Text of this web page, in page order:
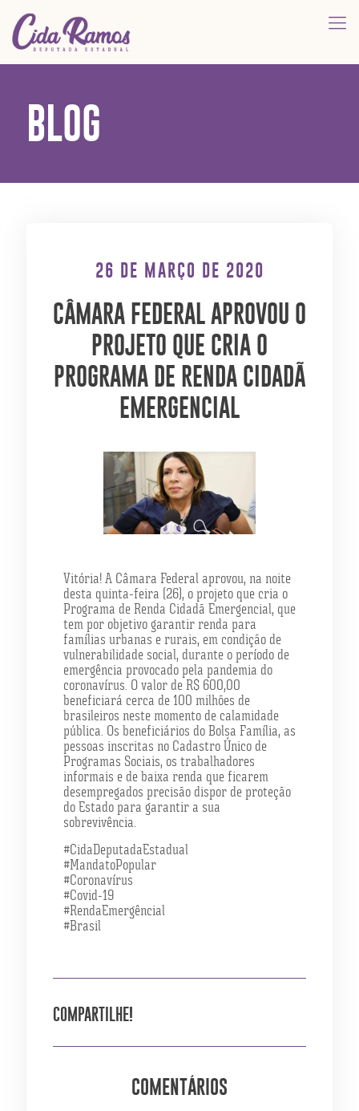
BLOG
26 DE MARÇO DE 2020
CÂMARA FEDERAL APROVOU O
PROJETO QUE CRIA O
PROGRAMA DE RENDA CIDADÃ
EMERGENCIAL
Vitória! A Câmara Federal aprovou, na noite
desta quinta-feira (26), o projeto que cria o
Programa de Renda Cidadã Emergencial, que
tem por objetivo garantir renda para
famílias urbanas e rurais, em condição de
vulnerabilidade social, durante o período de
emergência provocado pela pandemia do
coronavírus. O valor de R$ 600,00
beneficiará cerca de 100 milhões de
brasileiros neste momento de calamidade
pública. Os beneficiários do Bolsa Família, as
pessoas inscritas no Cadastro Único de
Programas Sociais, os trabalhadores
informais e de baixa renda que ficarem
desempregados precisão dispor de proteção
do Estado para garantir a sua
sobrevivência.
#CidaDeputadaEstadual
#MandatoPopular
#Coronavírus
#Covid-19
#RendaEmergêncial
#Brasil
COMPARTILHE!
COMENTÁRIOS